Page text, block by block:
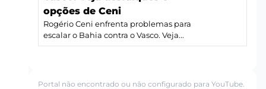
opções de Ceni
Rogério Ceni enfrenta problemas para
escalar o Bahia contra o Vasco. Veja...
Portal não encontrado ou não configurado para YouTube.